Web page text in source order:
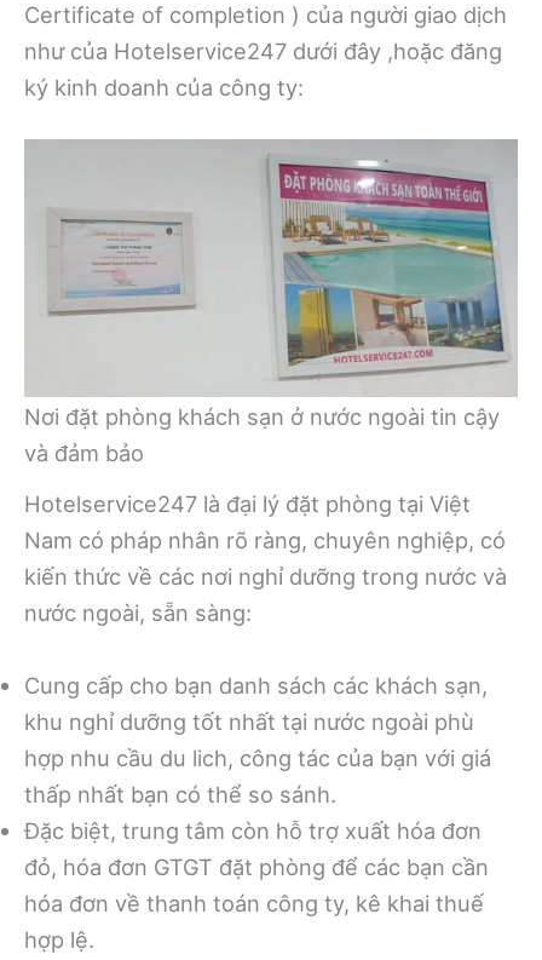
Certificate of completion ) của người giao dịch
như của Hotelservice247 dưới đây ,hoặc đăng
ký kinh doanh của công ty:
Nơi đặt phòng khách sạn ở nước ngoài tin cậy
và đảm bảo
Hotelservice247 là đại lý đặt phòng tại Việt
Nam có pháp nhân rõ ràng, chuyên nghiệp, có
kiến thức về các nơi nghỉ dưỡng trong nước và
nước ngoài, sẵn sàng:
Cung cấp cho bạn danh sách các khách sạn,
khu nghỉ dưỡng tốt nhất tại nước ngoài phù
hợp nhu cầu du lich, công tác của bạn với giá
thấp nhất bạn có thể so sánh.
Đặc biệt, trung tâm còn hỗ trợ xuất hóa đơn
đỏ, hóa đơn GTGT đặt phòng để các bạn cần
hóa đơn về thanh toán công ty, kê khai thuế
hợp lệ.